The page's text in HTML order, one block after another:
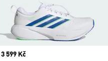
Price
3 599 Kč